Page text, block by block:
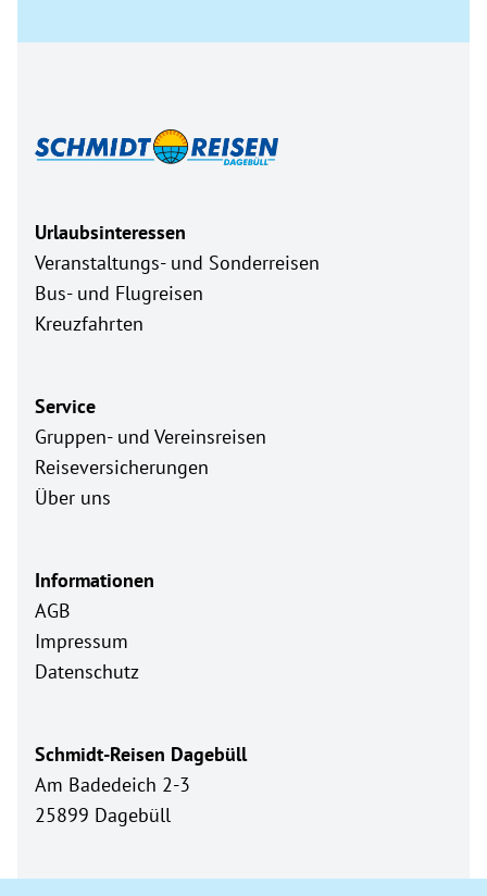
Urlaubsinteressen
Veranstaltungs- und Sonderreisen
Bus- und Flugreisen
Kreuzfahrten
Service
Gruppen- und Vereinsreisen
Reiseversicherungen
Über uns
Informationen
AGB
Impressum
Datenschutz
Schmidt-Reisen Dagebüll
Am Badedeich 2-3
25899 Dagebüll